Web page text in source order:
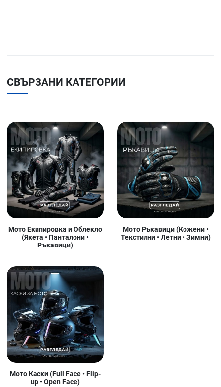
СВЪРЗАНИ КАТЕГОРИИ
Мото Екипировка и Облекло
(Якета • Панталони •
Ръкавици)
Мото Ръкавици (Кожени •
Текстилни • Летни • Зимни)
Мото Каски (Full Face • Flip-
up • Open Face)